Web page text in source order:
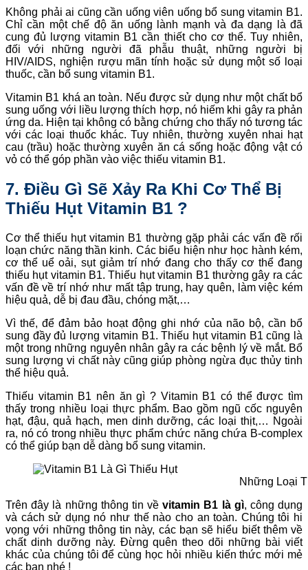
Không phải ai cũng cần uống viên uống bổ sung vitamin B1.
Chỉ cần một chế độ ăn uống lành mạnh và đa dạng là đã
cung đủ lượng vitamin B1 cần thiết cho cơ thể. Tuy nhiên,
đối với những người đã phẫu thuật, những người bị
HIV/AIDS, nghiện rượu mãn tính hoặc sử dụng một số loại
thuốc, cần bổ sung vitamin B1.
Vitamin B1 khá an toàn. Nếu được sử dụng như một chất bổ
sung uống với liều lượng thích hợp, nó hiếm khi gây ra phản
ứng da. Hiện tại không có bằng chứng cho thấy nó tương tác
với các loại thuốc khác. Tuy nhiên, thường xuyên nhai hạt
cau (trầu) hoặc thường xuyên ăn cá sống hoặc động vật có
vỏ có thể góp phần vào việc thiếu vitamin B1.
7. Điều Gì Sẽ Xảy Ra Khi Cơ Thể Bị
Thiếu Hụt Vitamin B1 ?
Cơ thể thiếu hụt vitamin B1 thường gặp phải các vấn đề rối
loạn chức năng thần kinh. Các biểu hiện như học hành kém,
cơ thể uể oải, sụt giảm trí nhớ đang cho thấy cơ thể đang
thiếu hụt vitamin B1. Thiếu hụt vitamin B1 thường gây ra các
vấn đề về trí nhớ như mất tập trung, hay quên, làm việc kém
hiệu quả, dễ bị đau đầu, chóng mặt,…
Vì thế, để đảm bảo hoạt động ghi nhớ của não bộ, cần bổ
sung đầy đủ lượng vitamin B1. Thiếu hụt vitamin B1 cũng là
một trong những nguyên nhân gây ra các bệnh lý về mắt. Bổ
sung lượng vi chất này cũng giúp phòng ngừa đục thủy tinh
thể hiệu quả.
Thiếu vitamin B1 nên ăn gì ? Vitamin B1 có thể được tìm
thấy trong nhiều loại thực phẩm. Bao gồm ngũ cốc nguyên
hạt, đậu, quả hạch, men dinh dưỡng, các loại thịt,… Ngoài
ra, nó có trong nhiều thực phẩm chức năng chứa B-complex
có thể giúp bạn dễ dàng bổ sung vitamin.
Những Loại
Trên đây là những thông tin vềvitamin B1 là gì, công dụng
và cách sử dụng nó như thế nào cho an toàn. Chúng tôi hi
vọng với những thông tin này, các bạn sẽ hiểu biết thêm về
chất dinh dưỡng này. Đừng quên theo dõi những bài viết
khác của chúng tôi để cùng học hỏi nhiều kiến thức mới mẻ
các bạn nhé !